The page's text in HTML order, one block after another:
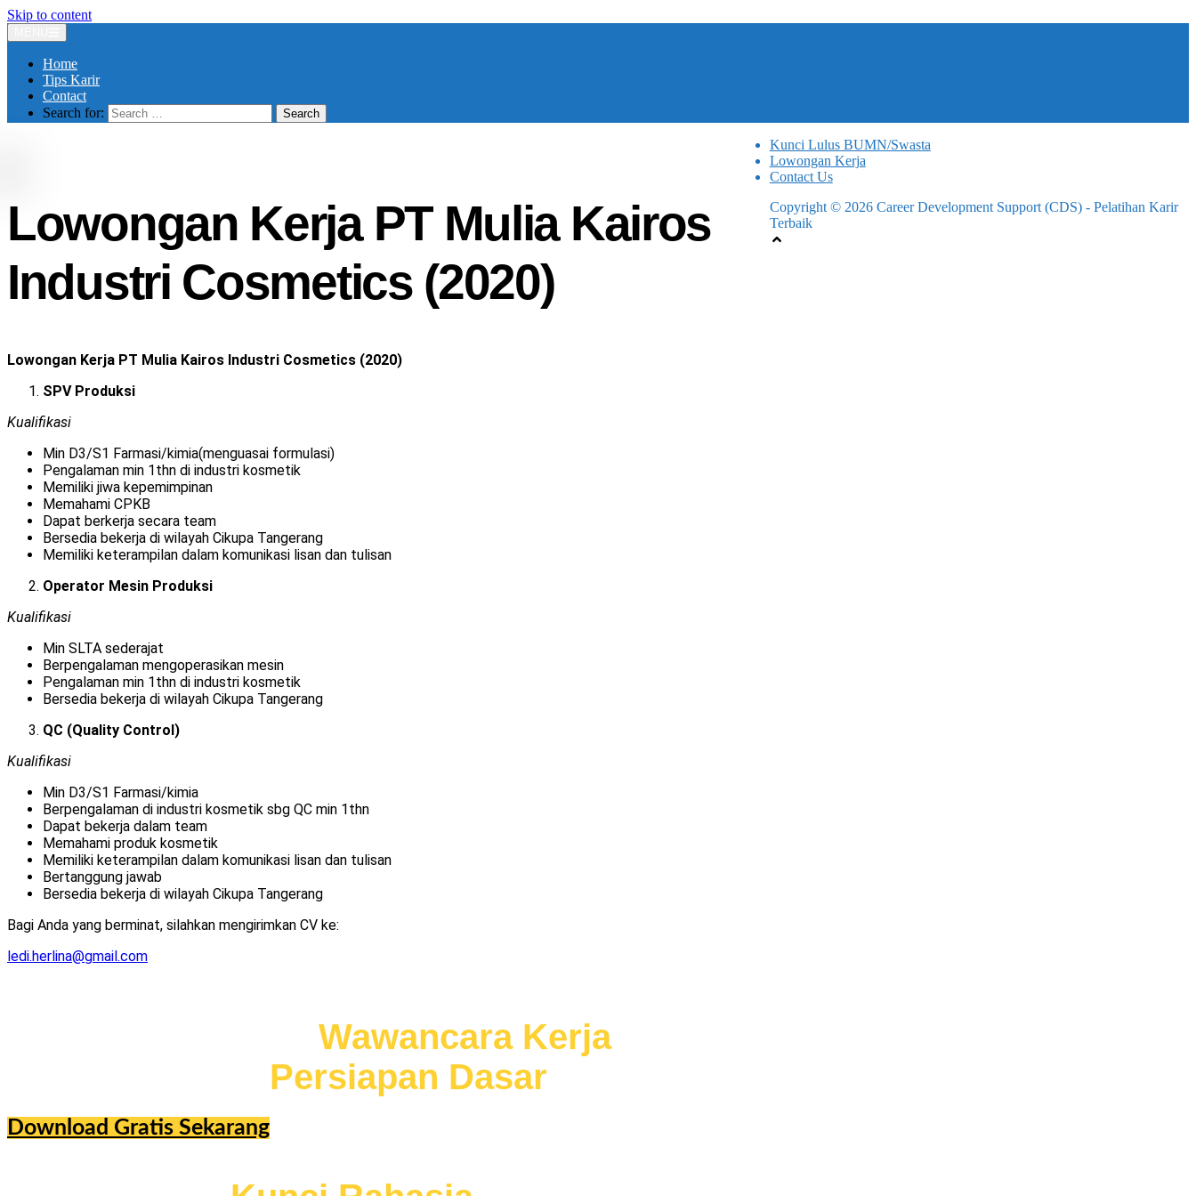
Skip to content
Home
Tips Karir
Contact
Search for:
Lowongan Kerja PT Mulia Kairos
Industri Cosmetics (2020)
Lowongan Kerja PT Mulia Kairos Industri Cosmetics (2020)
SPV Produksi
Kualifikasi
Min D3/S1 Farmasi/kimia(menguasai formulasi)
Pengalaman min 1thn di industri kosmetik
Memiliki jiwa kepemimpinan
Memahami CPKB
Dapat berkerja secara team
Bersedia bekerja di wilayah Cikupa Tangerang
Memiliki keterampilan dalam komunikasi lisan dan tulisan
Operator Mesin Produksi
Kualifikasi
Min SLTA sederajat
Berpengalaman mengoperasikan mesin
Pengalaman min 1thn di industri kosmetik
Bersedia bekerja di wilayah Cikupa Tangerang
QC (Quality Control)
Kualifikasi
Min D3/S1 Farmasi/kimia
Berpengalaman di industri kosmetik sbg QC min 1thn
Dapat bekerja dalam team
Memahami produk kosmetik
Memiliki keterampilan dalam komunikasi lisan dan tulisan
Bertanggung jawab
Bersedia bekerja di wilayah Cikupa Tangerang
Bagi Anda yang berminat, silahkan mengirimkan CV ke:
ledi.herlina@gmail.com
Wawancara Kerjasebelum
Persiapan Dasar
Download Gratis Sekarang
Kunci Lulus BUMN/Swasta
Lowongan Kerja
Contact Us
Copyright © 2026 Career Development Support (CDS) - Pelatihan Karir
Terbaik